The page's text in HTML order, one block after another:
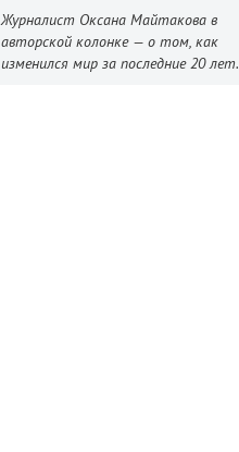
Журналист Оксана Майтакова в
авторской колонке — о том, как
изменился мир за последние 20 лет.